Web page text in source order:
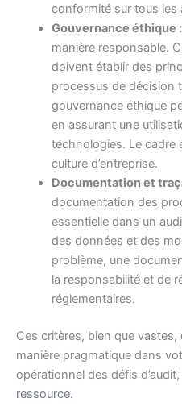
conformité sur tous les
Gouvernance éthique :
manière responsable.
doivent établir des
processus de décision
gouvernance éthique
en assurant une
technologies. Le cadre
culture d’entreprise.
Documentation et
documentation des
essentielle dans un
des données et des
problème, une
la responsabilité et de
réglementaires.
Ces critères, bien que
manière pragmatique dans
opérationnel des défis
ressource.